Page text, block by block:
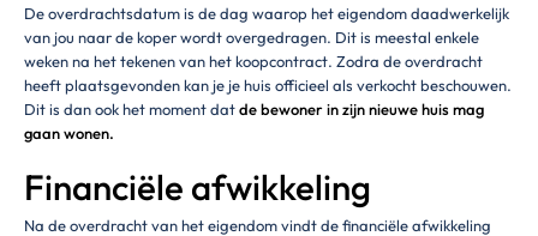
De overdrachtsdatum is de dag waarop het eigendom daadwerkelijk
van jou naar de koper wordt overgedragen. Dit is meestal enkele
weken na het tekenen van het koopcontract. Zodra de overdracht
heeft plaatsgevonden kan je je huis officieel als verkocht beschouwen.
Dit is dan ook het moment datde bewoner in zijn nieuwe huis mag
gaan wonen.
Financiële afwikkeling
Na de overdracht van het eigendom vindt de financiële afwikkeling